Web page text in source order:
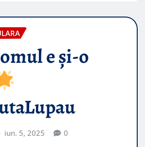
e și-o
iun. 5, 2025 0